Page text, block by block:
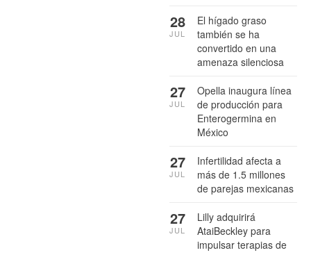
El hígado graso
también se ha
convertido en una
amenaza silenciosa
28
JUL
Opella inaugura línea
de producción para
Enterogermina en
México
27
JUL
Infertilidad afecta a
más de 1.5 millones
de parejas mexicanas
27
JUL
Lilly adquirirá
AtaiBeckley para
impulsar terapias de
27
JUL